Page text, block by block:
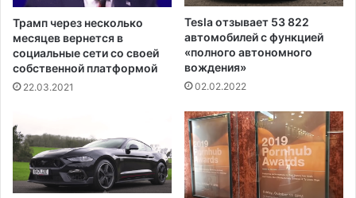
Т
а
м
п
М
а
р
-
с
р
о
к
п
н
о
м
о
Трамп через несколько
месяцев вернется в
социальные сети со своей
собственной платформой
22.03.2021
Tesla отзывает 53 822
автомобилей с функцией
«полного автономного
вождения»
02.02.2022